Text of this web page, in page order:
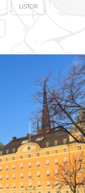
LISTOR